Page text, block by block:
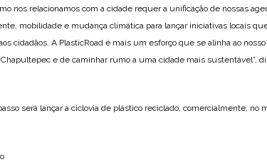
nos relacionamos com a cidade requer a unificação de nossas
mobilidade e mudança climática para lançar iniciativas locais
cidadãos. A PlasticRoad é mais um esforço que se alinha ao
e de caminhar rumo a uma cidade mais sustentável”,
será lançar a ciclovia de plástico reciclado, comercialmente, no